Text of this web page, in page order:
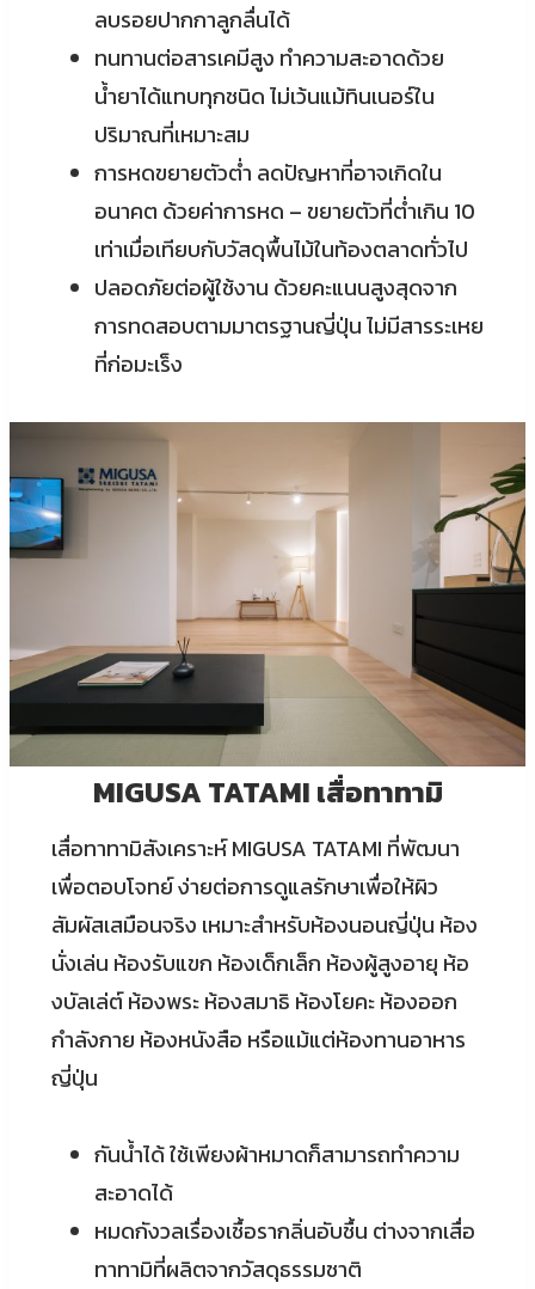
ลบรอยปากกาลูกลื่นได้
ทนทานต่อสารเคมีสูง ทำความสะอาดด้วย
น้ำยาได้แทบทุกชนิด ไม่เว้นแม้ทินเนอร์ใน
ปริมาณที่เหมาะสม
การหดขยายตัวต่ำ ลดปัญหาที่อาจเกิดใน
อนาคต ด้วยค่าการหด – ขยายตัวที่ต่ำเกิน 10
เท่าเมื่อเทียบกับวัสดุพื้นไม้ในท้องตลาดทั่วไป
ปลอดภัยต่อผู้ใช้งาน ด้วยคะแนนสูงสุดจาก
การทดสอบตามมาตรฐานญี่ปุ่น ไม่มีสารระเหย
ที่ก่อมะเร็ง
MIGUSA TATAMI เสื่อทาทามิ
เสื่อทาทามิสังเคราะห์ MIGUSA TATAMI ที่พัฒนา
เพื่อตอบโจทย์ ง่ายต่อการดูแลรักษาเพื่อให้ผิว
สัมผัสเสมือนจริง เหมาะสำหรับห้องนอนญี่ปุ่น ห้อง
นั่งเล่น ห้องรับแขก ห้องเด็กเล็ก ห้องผู้สูงอายุ ห้อ
งบัลเล่ต์ ห้องพระ ห้องสมาธิ ห้องโยคะ ห้องออก
กำลังกาย ห้องหนังสือ หรือแม้แต่ห้องทานอาหาร
ญี่ปุ่น
กันน้ำได้ ใช้เพียงผ้าหมาดก็สามารถทำความ
สะอาดได้
หมดกังวลเรื่องเชื้อรากลิ่นอับชื้น ต่างจากเสื่อ
ทาทามิที่ผลิตจากวัสดุธรรมชาติ